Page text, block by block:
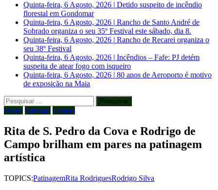
Quinta-feira, 6 Agosto, 2026 | Detido suspeito de incêndio
florestal em Gondomar
Quinta-feira, 6 Agosto, 2026 | Rancho de Santo André de
Sobrado organiza o seu 35º Festival este sábado, dia 8.
Quinta-feira, 6 Agosto, 2026 | Rancho de Recarei organiza o
seu 38º Festival
Quinta-feira, 6 Agosto, 2026 | Incêndios – Fafe: PJ detém
suspeita de atear fogo com isqueiro
Quinta-feira, 6 Agosto, 2026 | 80 anos de Aeroporto é motivo
de exposição na Maia
Pesquisar
por:
Home Valongo Campo
Rita de S. Pedro da Cova e Rodrigo de
Campo brilham em pares na patinagem
artística
TOPICS:PatinagemRita RodriguesRodrigo Silva